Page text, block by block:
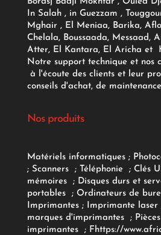
In Salah , in Guezzam ,
Mghair , El Meniaa, Barika,
Chelala, Boussaada, Messaad,
Atter, El Kantara, El Aricha et
Notre support technique et nos
à l'écoute des clients et leur
conseils d'achat, de
Nos produits
Matériels informatiques;
; Scanners ; Téléphonie ; Clés
mémoires
; Disques durs et
portables
; Ordinateurs de
Imprimantes;Imprimante laser
marques d'imprimantes
;
imprimantes
; F https://